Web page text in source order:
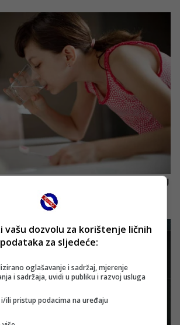
vašu dozvolu za korištenje ličnih
podataka za sljedeće:
oglašavanje i sadržaj, mjerenje
i sadržaja, uvidi u publiku i razvoj usluga
ili pristup podacima na uređaju